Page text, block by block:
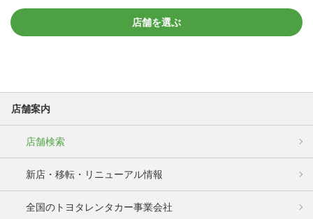
店舗を選ぶ
店舗案内
店舗検索
新店・移転・リニューアル情報
全国のトヨタレンタカー事業会社